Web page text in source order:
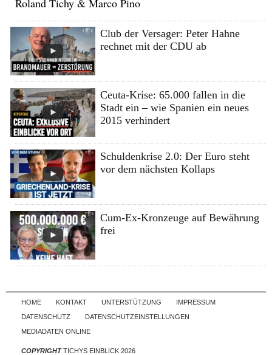
Club der Versager: Peter Hahne
rechnet mit der CDU ab
Ceuta-Krise: 65.000 fallen in die
Stadt ein – wie Spanien ein neues
2015 verhindert
Schuldenkrise 2.0: Der Euro steht
vor dem nächsten Kollaps
Cum-Ex-Kronzeuge auf Bewährung
frei
Skip to content
HOME KONTAKT UNTERSTÜTZUNG
IMPRESSUM
DATENSCHUTZ
DATENSCHUTZEINSTELLUNGEN
MEDIADATEN ONLINE
COPYRIGHTTICHYS EINBLICK 2026